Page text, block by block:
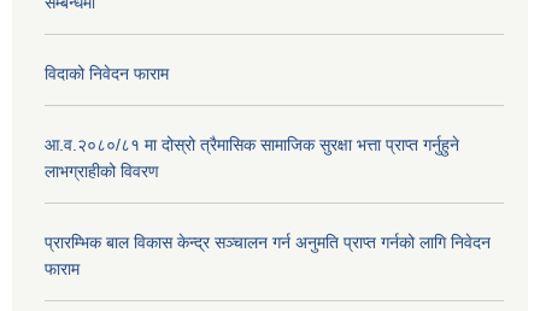
विदाको निवेदन फाराम
आ.व.२०८०/८१ मा दोस्रो त्रैमासिक सामाजिक सुरक्षा भत्ता प्राप्त गर्नुहुने
लाभग्राहीको विवरण
प्रारम्भिक बाल विकास केन्द्र सञ्चालन गर्न अनुमति प्राप्त गर्नको लागि निवेदन
फाराम